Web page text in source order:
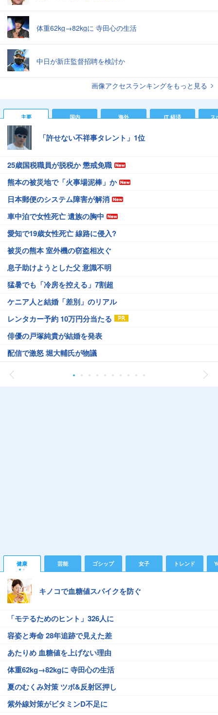
体重62kg→82kgに 寺田心の生活
中日が新庄監督招聘を検討か
画像アクセスランキングをもっと見る
主要 国内 海外 IT 経済 ス
「許せない不祥事タレント」1位
25歳国税職員が脱税か 懲戒免職
熊本の被災地で「火事場泥棒」か
日本郵便のシステム障害が解消
車中泊で女性死亡 遺族の胸中
愛知で19歳女性死亡 線路に侵入?
被災の熊本 室外機の窃盗相次ぐ
息子助けようとした父 意識不明
猛暑でも「冷房を控える」7割超
ケニア人と結婚「差別」のリアル
レンタカー予約 10万円分当たる
俳優の戸塚純貴が結婚を発表
配信で激怒 堀大輔氏が物議
健康 芸能 ゴシップ 女子 トレンド
キノコで血糖値スパイクを防ぐ
「モテるためのヒント」326人に
容姿と寿命 28年追跡で見えた差
あたりめ 血糖値を上げない理由
体重62kg→82kgに 寺田心の生活
夏のむくみ対策 ツボ&反射区押し
紫外線対策がビタミンD不足に